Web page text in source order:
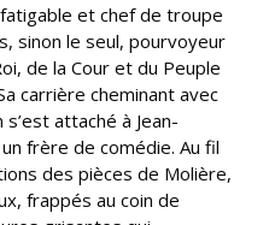
et chef de troupe
sinon le seul, pourvoyeur
de la Cour et du Peuple
carrière cheminant avec
attaché à Jean-
frère de comédie. Au fil
des pièces de Molière,
frappés au coin de